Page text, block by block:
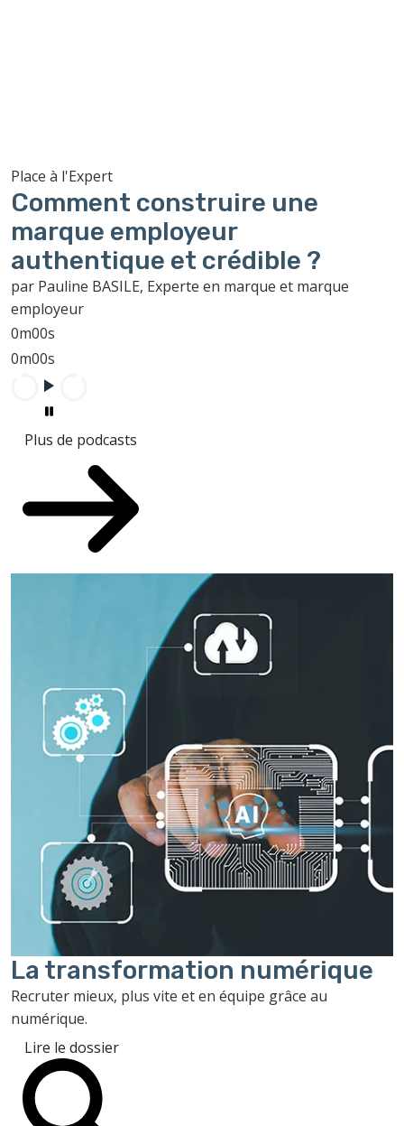
Place à l'Expert
Comment construire une
marque employeur
authentique et crédible ?
par Pauline BASILE, Experte en marque et marque
employeur
0m00s
0m00s
Plus de podcasts
La transformation numérique
Recruter mieux, plus vite et en équipe grâce au
numérique.
Lire le dossier